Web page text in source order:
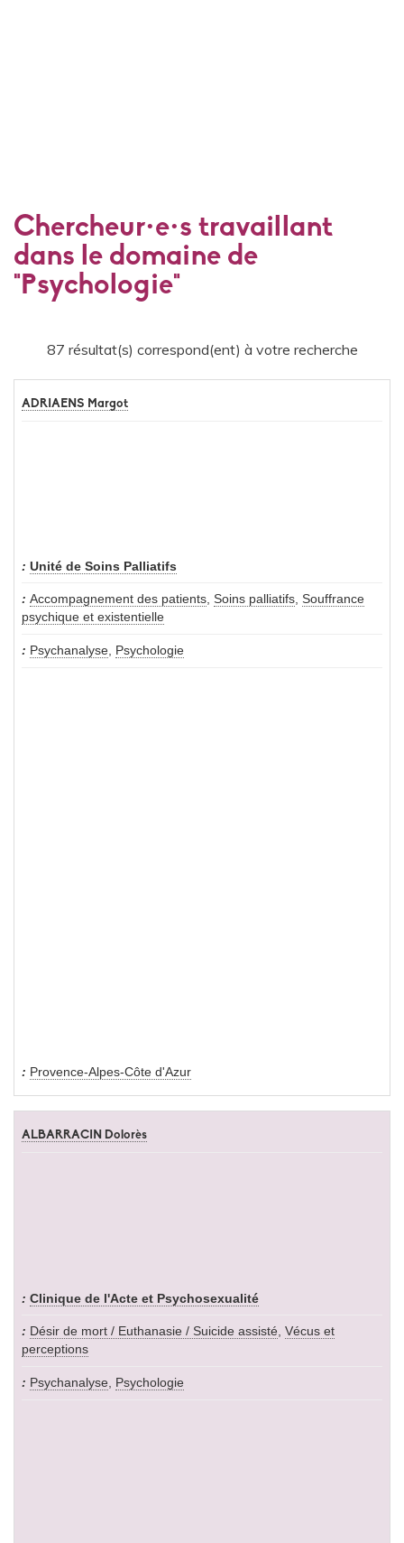
Chercheur·e·s travaillant
dans le domaine de
"Psychologie"
87 résultat(s) correspond(ent) à votre recherche
ADRIAENS Margot
Unité de Soins Palliatifs
Accompagnement des patients, Soins palliatifs, Souffrance
psychique et existentielle
Psychanalyse, Psychologie
Provence-Alpes-Côte d'Azur
ALBARRACIN Dolorès
Clinique de l'Acte et Psychosexualité
Désir de mort / Euthanasie / Suicide assisté Vécus et
perceptions
Psychanalyse Psychologie